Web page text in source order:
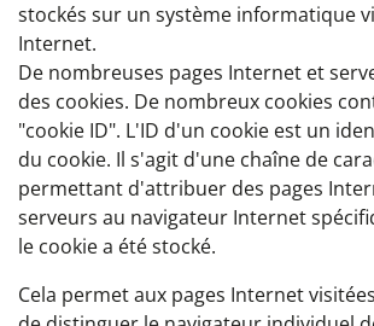
stockés sur un système informatique
Internet.
De nombreuses pages Internet et
des cookies. De nombreux cookies
"cookie ID". L'ID d'un cookie est un
du cookie. Il s'agit d'une chaîne de
permettant d'attribuer des pages
serveurs au navigateur Internet
le cookie a été stocké.
Cela permet aux pages Internet